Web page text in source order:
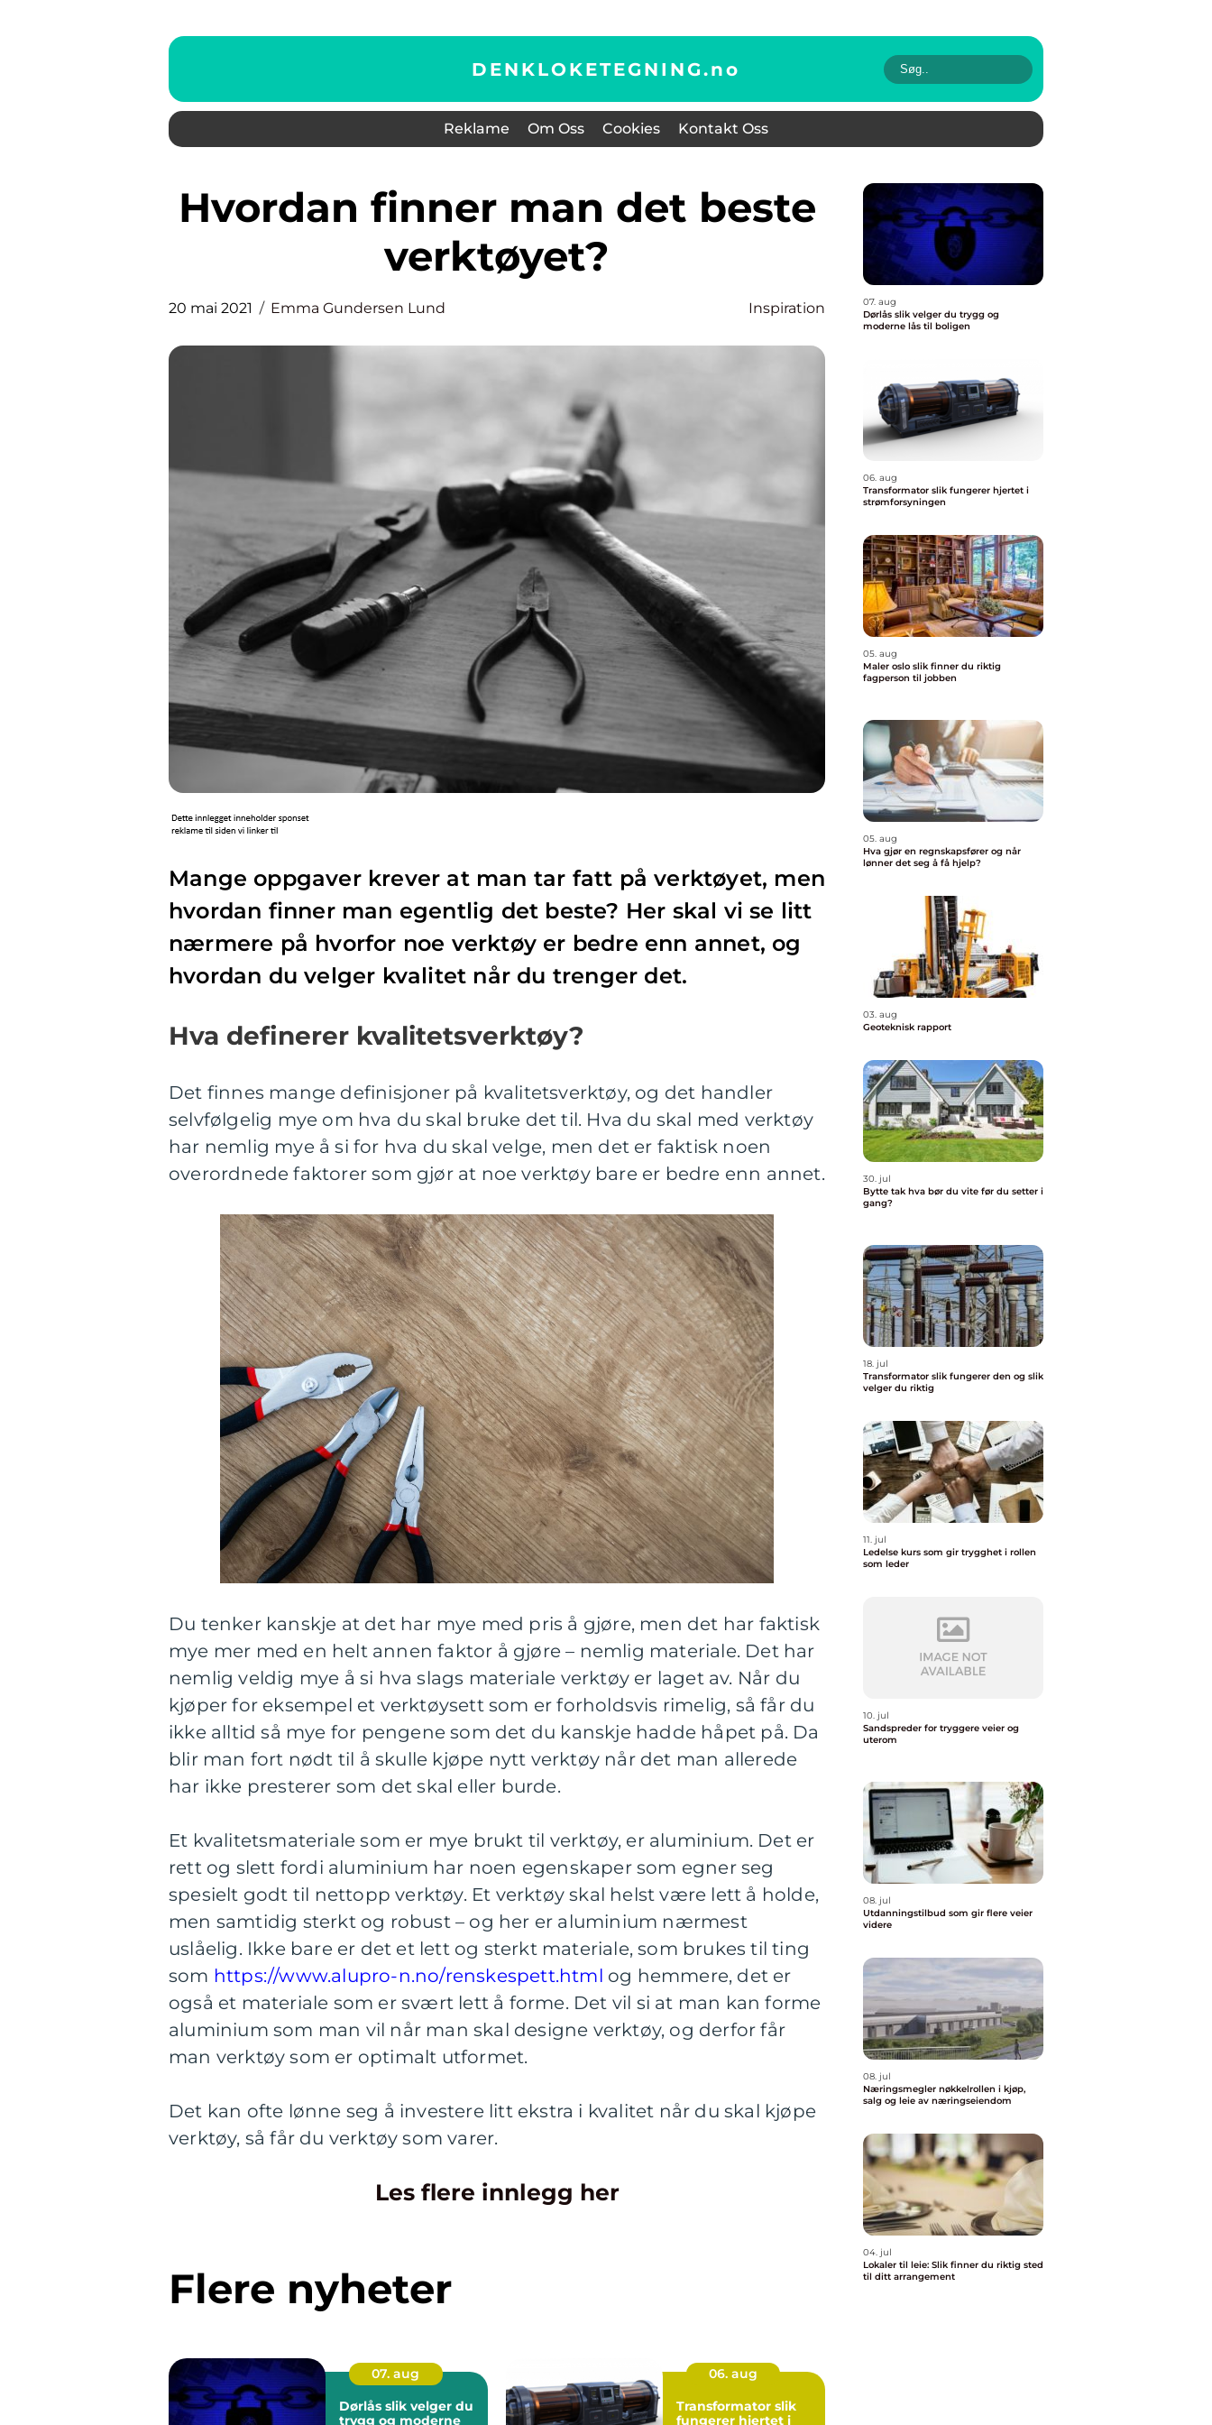
DENKLOKETEGNING.no
Reklame Om Oss Cookies Kontakt Oss
Hvordan finner man det beste
verktøyet?
20 mai 2021 Emma Gundersen Lund Inspiration
Mange oppgaver krever at man tar fatt på verktøyet, men
hvordan finner man egentlig det beste? Her skal vi se litt
nærmere på hvorfor noe verktøy er bedre enn annet, og
hvordan du velger kvalitet når du trenger det.
Hva definerer kvalitetsverktøy?
Det finnes mange definisjoner på kvalitetsverktøy, og det handler
selvfølgelig mye om hva du skal bruke det til. Hva du skal med verktøy
har nemlig mye å si for hva du skal velge, men det er faktisk noen
overordnede faktorer som gjør at noe verktøy bare er bedre enn annet.
Du tenker kanskje at det har mye med pris å gjøre, men det har faktisk
mye mer med en helt annen faktor å gjøre – nemlig materiale. Det har
nemlig veldig mye å si hva slags materiale verktøy er laget av. Når du
kjøper for eksempel et verktøysett som er forholdsvis rimelig, så får du
ikke alltid så mye for pengene som det du kanskje hadde håpet på. Da
blir man fort nødt til å skulle kjøpe nytt verktøy når det man allerede
har ikke presterer som det skal eller burde.
Et kvalitetsmateriale som er mye brukt til verktøy, er aluminium. Det er
rett og slett fordi aluminium har noen egenskaper som egner seg
spesielt godt til nettopp verktøy. Et verktøy skal helst være lett å holde,
men samtidig sterkt og robust – og her er aluminium nærmest
uslåelig. Ikke bare er det et lett og sterkt materiale, som brukes til ting
som https://www.alupro-n.no/renskespett.html og hemmere, det er
også et materiale som er svært lett å forme. Det vil si at man kan forme
aluminium som man vil når man skal designe verktøy, og derfor får
man verktøy som er optimalt utformet.
Det kan ofte lønne seg å investere litt ekstra i kvalitet når du skal kjøpe
verktøy, så får du verktøy som varer.
Les flere innlegg her
Flere nyheter
07. aug
Dørlås slik velger du
trygg og moderne
06. aug
Transformator slik
fungerer hjertet i
07. aug
Dørlås slik velger du trygg og
moderne lås til boligen
06. aug
Transformator slik fungerer hjertet i
strømforsyningen
05. aug
Maler oslo slik finner du riktig
fagperson til jobben
05. aug
Hva gjør en regnskapsfører og når
lønner det seg å få hjelp?
03. aug
Geoteknisk rapport
30. jul
Bytte tak hva bør du vite før du setter i
gang?
18. jul
Transformator slik fungerer den og slik
velger du riktig
11. jul
Ledelse kurs som gir trygghet i rollen
som leder
10. jul
Sandspreder for tryggere veier og
uterom
08. jul
Utdanningstilbud som gir flere veier
videre
08. jul
Næringsmegler nøkkelrollen i kjøp,
salg og leie av næringseiendom
04. jul
Lokaler til leie: Slik finner du riktig sted
til ditt arrangement